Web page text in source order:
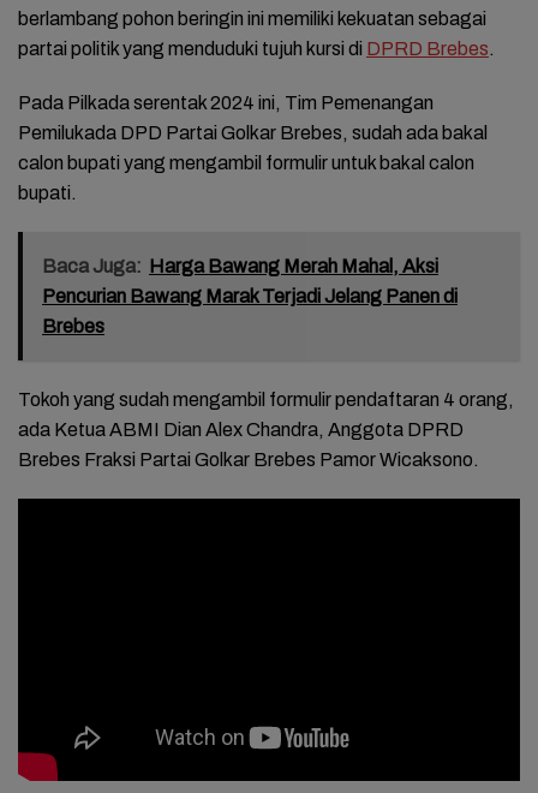
berlambang pohon beringin ini memiliki kekuatan sebagai
partai politik yang menduduki tujuh kursi di DPRD Brebes.
Pada Pilkada serentak 2024 ini, Tim Pemenangan
Pemilukada DPD Partai Golkar Brebes, sudah ada bakal
calon bupati yang mengambil formulir untuk bakal calon
bupati.
Baca Juga: Harga Bawang Merah Mahal, Aksi
Pencurian Bawang Marak Terjadi Jelang Panen di
Brebes
Tokoh yang sudah mengambil formulir pendaftaran 4 orang,
ada Ketua ABMI Dian Alex Chandra, Anggota DPRD
Brebes Fraksi Partai Golkar Brebes Pamor Wicaksono.